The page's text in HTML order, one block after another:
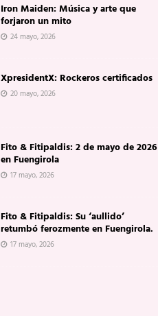
Iron Maiden: Música y arte que
forjaron un mito
24 mayo, 2026
XpresidentX: Rockeros certificados
20 mayo, 2026
Fito & Fitipaldis: 2 de mayo de 2026
en Fuengirola
17 mayo, 2026
Fito & Fitipaldis: Su ‘aullido’
retumbó ferozmente en Fuengirola.
17 mayo, 2026